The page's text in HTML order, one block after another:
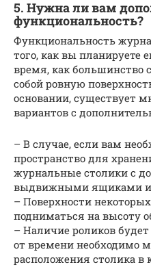
5. Нужна ли вам
функциональность?
Функциональность
того, как вы планируете
время, как большинство
собой ровную
основании, существует
вариантов с
– В случае, если вам
пространство для
журнальные столики с
выдвижными ящиками
– Поверхности
подниматься на высоту
– Наличие роликов
от времени необходимо
расположения столика в